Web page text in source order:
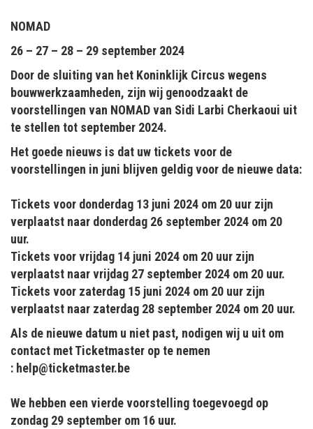
NOMAD
26 – 27 – 28 – 29 september 2024
Door de sluiting van het Koninklijk Circus wegens
bouwwerkzaamheden, zijn wij genoodzaakt de
voorstellingen van NOMAD van Sidi Larbi Cherkaoui uit
te stellen tot september 2024.
Het goede nieuws is dat uw tickets voor de
voorstellingen in juni blijven geldig voor de nieuwe data:
Tickets voor donderdag 13 juni 2024 om 20 uur zijn
verplaatst naar donderdag 26 september 2024 om 20
uur.
Tickets voor vrijdag 14 juni 2024 om 20 uur zijn
verplaatst naar vrijdag 27 september 2024 om 20 uur.
Tickets voor zaterdag 15 juni 2024 om 20 uur zijn
verplaatst naar zaterdag 28 september 2024 om 20 uur.
Als de nieuwe datum u niet past, nodigen wij u uit om
contact met Ticketmaster op te nemen
: help@ticketmaster.be
We hebben een vierde voorstelling toegevoegd op
zondag 29 september om 16 uur.